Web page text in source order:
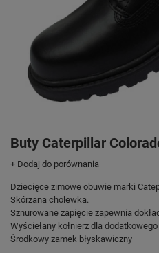
Buty Caterpillar
+ Dodaj do porównania
Dziecięce zimowe obuwie marki
Skórzana cholewka.
Sznurowane zapięcie zapewnia
Wyściełany kołnierz dla
Środkowy zamek błyskawiczny